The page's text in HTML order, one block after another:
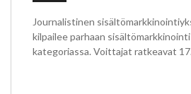
Journalistinen
kilpailee parhaan
kategoriassa. Voittajat ratkeavat